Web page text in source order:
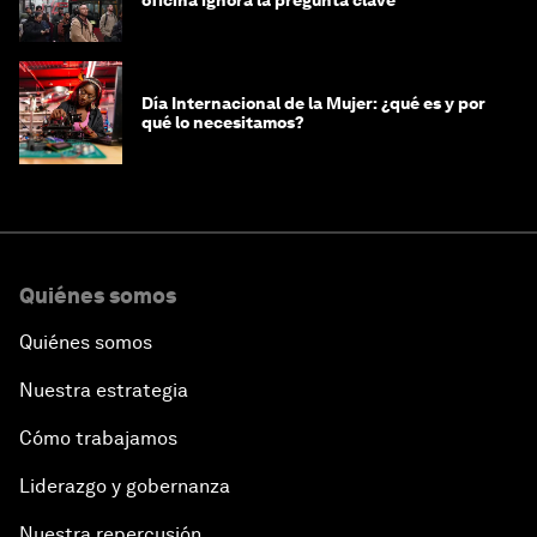
Día Internacional de la Mujer: ¿qué es y por
qué lo necesitamos?
Quiénes somos
Quiénes somos
Nuestra estrategia
Cómo trabajamos
Liderazgo y gobernanza